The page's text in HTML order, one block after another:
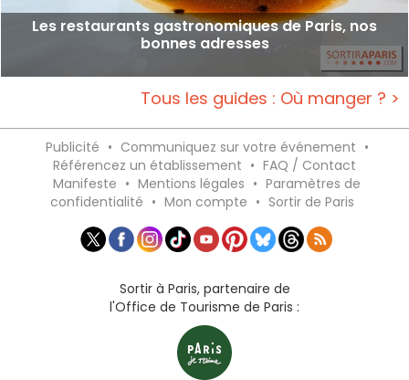
Les restaurants gastronomiques de Paris, nos
bonnes adresses
Tous les guides : Où manger ? >
Publicité • Communiquez sur votre événement •
Référencez un établissement • FAQ / Contact
Manifeste • Mentions légales • Paramètres de
confidentialité • Mon compte • Sortir de Paris
Sortir à Paris, partenaire de
l'Office de Tourisme de Paris :